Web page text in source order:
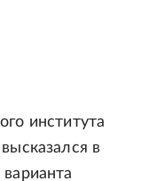
института
в